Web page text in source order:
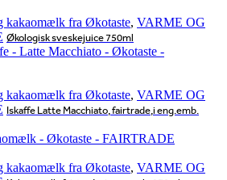
kakaomælk fra Økotaste, VARME OG
Økologisk sveskejuice 750ml
kakaomælk fra Økotaste, VARME OG
Iskaffe Latte Macchiato, fairtrade,i eng.emb.
kakaomælk fra Økotaste, VARME OG